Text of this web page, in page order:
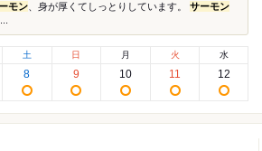
モン 、身が厚くてしっとりしています。 サーモン
土
8
日
9
月
10
火
11
水
12